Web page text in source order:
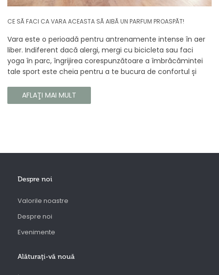
CE SĂ FACI CA VARA ACEASTA SĂ AIBĂ UN PARFUM PROASPĂT!
Vara este o perioadă pentru antrenamente intense în aer
liber. Indiferent dacă alergi, mergi cu bicicleta sau faci
yoga în parc, îngrijirea corespunzătoare a îmbrăcămintei
tale sport este cheia pentru a te bucura de confortul și
cum să vă îngrijiți corect îmbrăcămintea sport, astfel încât
să își păstreze proprietățile chiar și în timpul celor mai
AFLAŢI MAI MULT
Despre noi
Valorile noastre
Despre noi
Evenimente
Alăturaţi-vă nouă